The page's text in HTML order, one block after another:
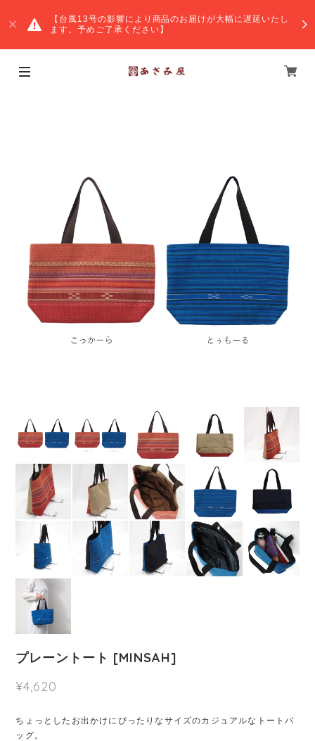
【台風13号の影響により商品のお届けが大幅に遅延いたし
ます。予めご了承ください】
プレーントート [MINSAH]
¥4,620
ちょっとしたお出かけにぴったりなサイズのカジュアルなトートバ
ッグ。